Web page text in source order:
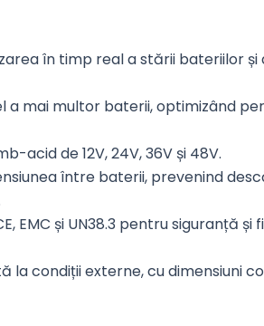
în timp real a stării bateriilor și
a mai multor baterii, optimizând
acid de 12V, 24V, 36V și 48V.
între baterii, prevenind
EMC și UN38.3 pentru siguranță și
la condiții externe, cu dimensiuni